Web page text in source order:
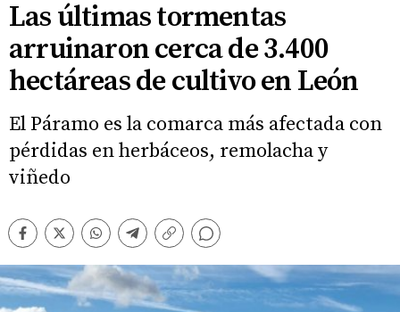
Las últimas tormentas
arruinaron cerca de 3.400
hectáreas de cultivo en León
El Páramo es la comarca más afectada con
pérdidas en herbáceos, remolacha y
viñedo
Facebook
TwitterWhatsappTelegram
Copiar
Comentarios